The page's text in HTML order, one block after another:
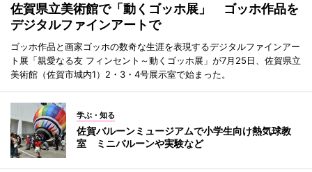
佐賀県立美術館で「動くゴッホ展」 ゴッホ作品を
デジタルファインアートで
ゴッホ作品と画家ゴッホの数奇な生涯を表現するデジタルファインアー
ト展「親愛なる友 フィンセント～動くゴッホ展」が7月25日、佐賀県立
美術館（佐賀市城内1）2・3・4号展示室で始まった。
学ぶ・知る
佐賀バルーンミュージアムで小学生向け熱気球教
室 ミニバルーンや実験など